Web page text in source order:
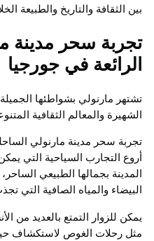
بين الثقافة والتاريخ والطبيعة
تجربة سحر مدينة
الرائعة في جورجيا
تشتهر مارنولي بشواطئها
الشهيرة والمعالم الثقافية
تجربة سحر مدينة مارنولي
أروع التجارب السياحية التي
المدينة بجمالها الطبيعي
البيضاء والمياه الصافية التي
يمكن للزوار التمتع بالعديد من
مثل رحلات الغوص لاستكشاف